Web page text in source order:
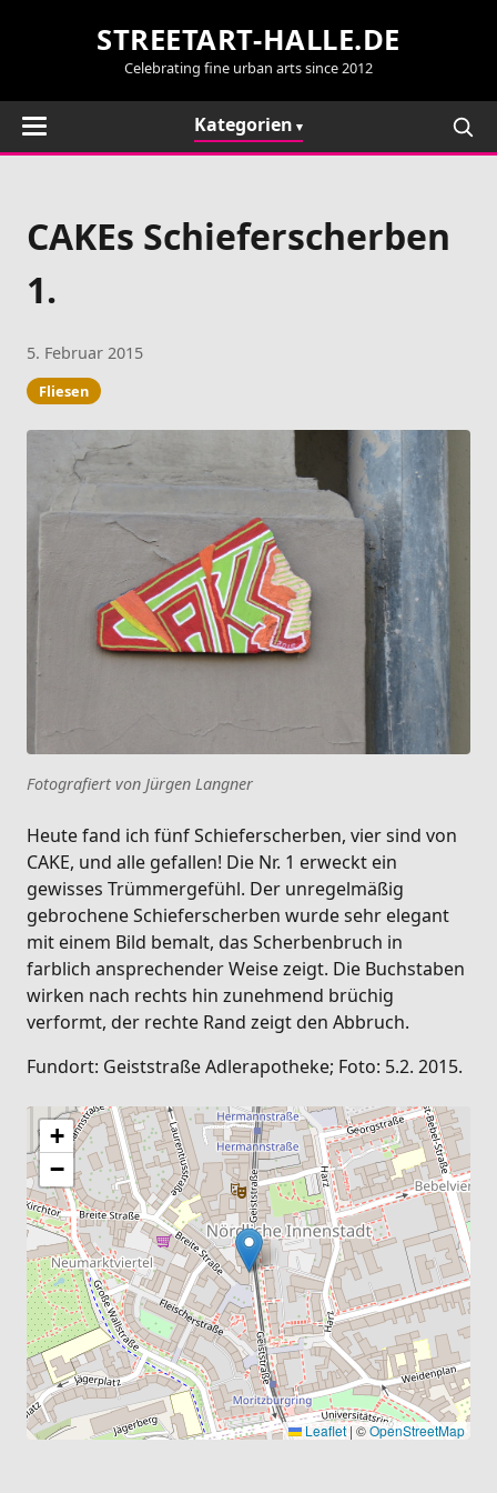
STREETART-HALLE.DE
Celebrating fine urban arts since 2012
Kategorien
CAKEs Schieferscherben
1.
5. Februar 2015
Fliesen
Fotografiert von Jürgen Langner
Heute fand ich fünf Schieferscherben, vier sind von
CAKE, und alle gefallen! Die Nr. 1 erweckt ein
gewisses Trümmergefühl. Der unregelmäßig
gebrochene Schieferscherben wurde sehr elegant
mit einem Bild bemalt, das Scherbenbruch in
farblich ansprechender Weise zeigt. Die Buchstaben
wirken nach rechts hin zunehmend brüchig
verformt, der rechte Rand zeigt den Abbruch.
Fundort: Geiststraße Adlerapotheke; Foto: 5.2. 2015.
+
−
Leaflet | ©OpenStreetMap